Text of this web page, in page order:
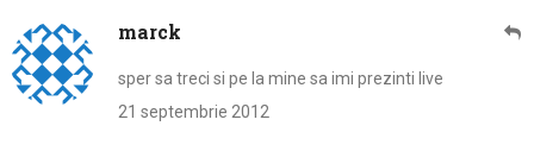
marck
sper sa treci si pe la mine sa imi prezinti live
21 septembrie 2012